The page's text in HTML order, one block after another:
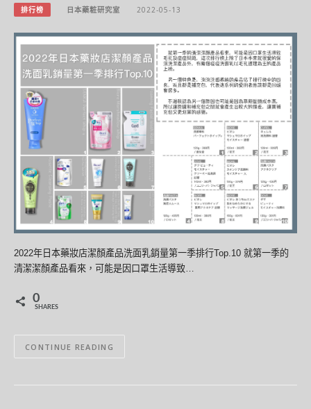
排行榜 日本藥粧研究室 2022-05-13
2022年日本藥妝店潔顏產品洗面乳銷量第一季排行Top.10 就第一季的
清潔潔顏產品看來，可能是因口罩生活導致…
0
SHARES
CONTINUE READING